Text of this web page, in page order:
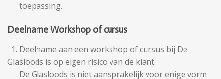
toepassing.
Deelname Workshop of cursus
1. Deelname aan een workshop of cursus bij De
Glasloods is op eigen risico van de klant.
De Glasloods is niet aansprakelijk voor enige vorm